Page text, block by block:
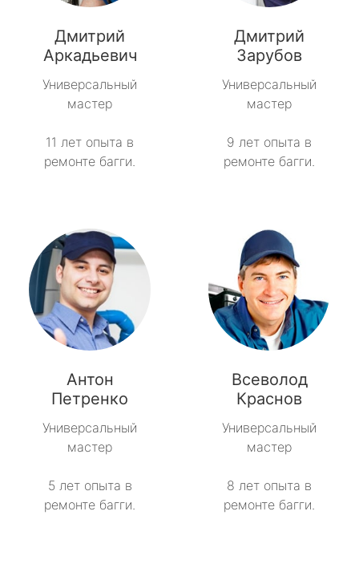
Дмитрий
Аркадьевич
Универсальный
мастер
11 лет опыта в
ремонте багги.
Дмитрий
Зарубов
Универсальный
мастер
9 лет опыта в
ремонте багги.
Антон
Петренко
Универсальный
мастер
5 лет опыта в
ремонте багги.
Всеволод
Краснов
Универсальный
мастер
8 лет опыта в
ремонте багги.